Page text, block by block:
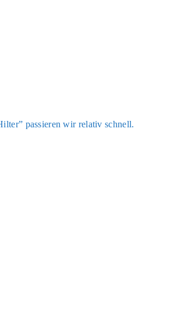
pas­sie­ren wir rela­tiv schnell.